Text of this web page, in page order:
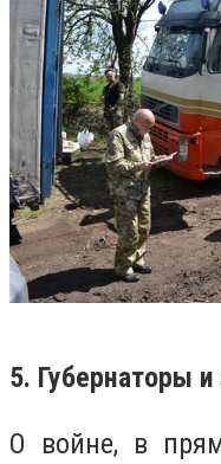
5. Губернаторы и
О войне, в